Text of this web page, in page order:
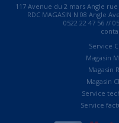
117 Avenue du 2 mars Angle
RDC MAGASIN N 08 Angle
0522 22 47 56 //
Service
Magasin
Magasin
Magasin
Service
Service